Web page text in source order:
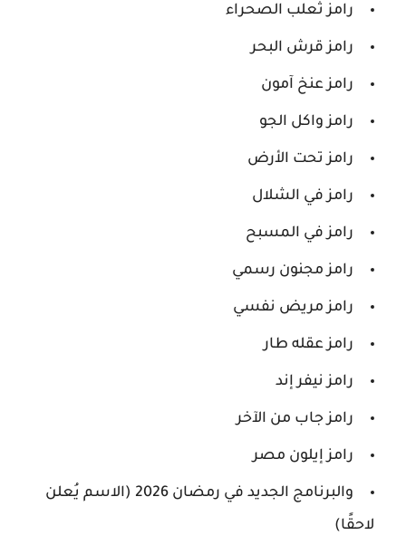
رامز ثعلب الصحراء
رامز قرش البحر
رامز عنخ آمون
رامز واكل الجو
رامز تحت الأرض
رامز في الشلال
رامز في المسبح
رامز مجنون رسمي
رامز مريض نفسي
رامز عقله طار
رامز نيفر إند
رامز جاب من الآخر
رامز إيلون مصر
والبرنامج الجديد في رمضان 2026 (الاسم يُعلن
لاحقًا)